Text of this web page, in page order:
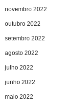
novembro 2022
outubro 2022
setembro 2022
agosto 2022
julho 2022
junho 2022
maio 2022